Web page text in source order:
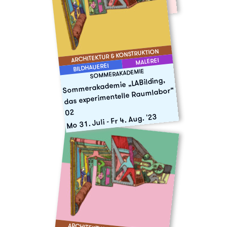
Mo 2. Okt.-
Mo 19. Feb.-Mo 6. Mai '24
ARCHITEKTUR & KONSTRUKTION
BILDHAUEREI
MALEREI
SOMMERAKADEMIE
Sommerakademie „LABilding,
das experimentelle Raumlabor“
02
Mo 31. Juli-Fr 4. Aug. '23